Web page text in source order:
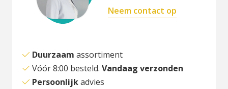
Neem contact op
Duurzaam assortiment
Vóór 8:00 besteld. Vandaag verzonden
Persoonlijkadvies